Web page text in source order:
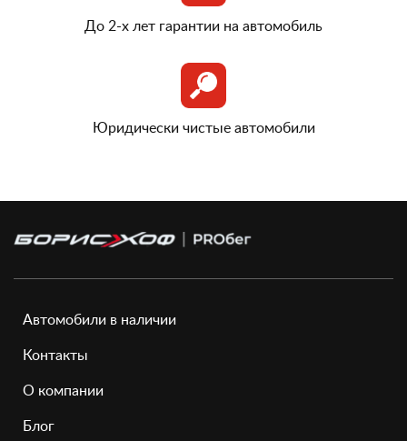
До 2-х лет гарантии на автомобиль
Юридически чистые автомобили
Автомобили в наличии
Контакты
О компании
Блог